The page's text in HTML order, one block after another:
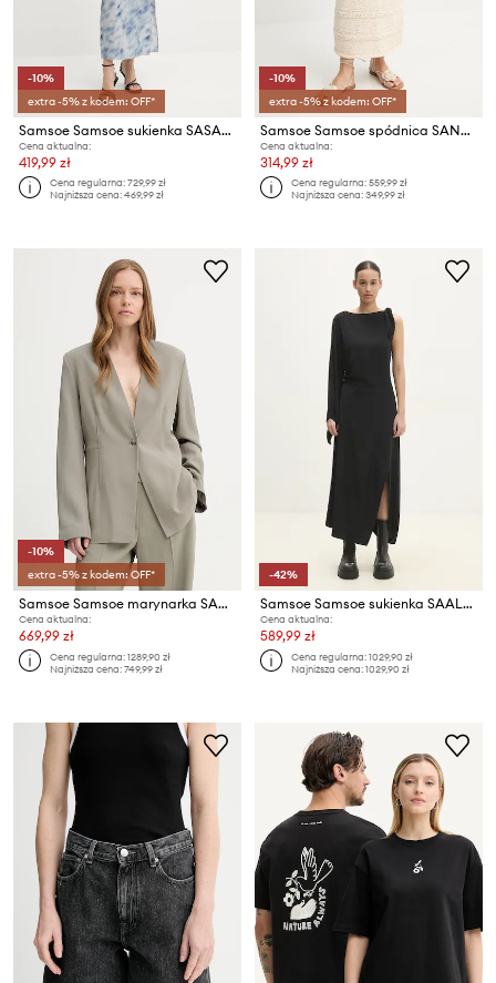
-10%
extra -5% z kodem: OFF*
Samsoe Samsoe sukienka SASAGE
Cena aktualna:
419,99 zł
Cena regularna:729,99 zł
Najniższa cena:469,99 zł
-10%
extra -5% z kodem: OFF*
Samsoe Samsoe spódnica SANETTIE
Cena aktualna:
314,99 zł
Cena regularna:559,99 zł
Najniższa cena:349,99 zł
-10%
extra -5% z kodem: OFF*
Samsoe Samsoe marynarka SAKITRA
Cena aktualna:
669,99 zł
Cena regularna:1289,90 zł
Najniższa cena:749,99 zł
-42%
Samsoe Samsoe sukienka SAALBA
Cena aktualna:
589,99 zł
Cena regularna:1029,90 zł
Najniższa cena:1029,90 zł